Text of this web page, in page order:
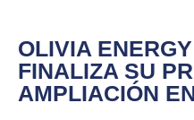
OLIVIA
FINALIZA SU
AMPLIACIÓN